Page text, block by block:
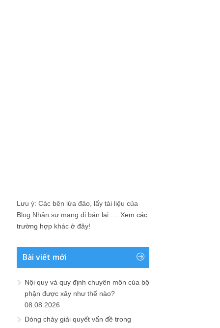
Lưu ý: Các bên lừa đảo, lấy tài liệu của
Blog Nhân sự mang đi bán lại .... Xem các
trường hợp khác ở đây!
Bài viết mới
Nội quy và quy định chuyên môn của bộ
phận được xây như thế nào?
08.08.2026
Dòng chảy giải quyết vấn đề trong